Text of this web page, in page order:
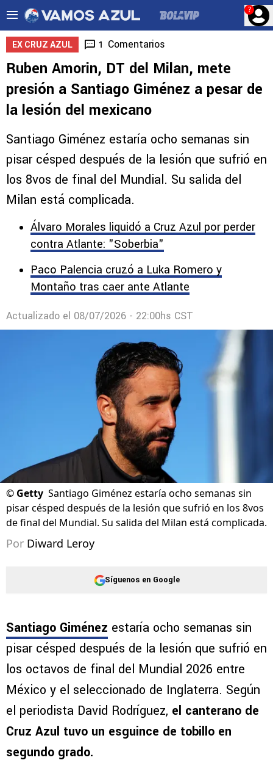
?
EX CRUZ AZUL 1 Comentarios
Ruben Amorin, DT del Milan, mete
presión a Santiago Giménez a pesar de
la lesión del mexicano
Santiago Giménez estaría ocho semanas sin
pisar césped después de la lesión que sufrió en
los 8vos de final del Mundial. Su salida del
Milan está complicada.
Álvaro Morales liquidó a Cruz Azul por perder
contra Atlante: "Soberbia"
Paco Palencia cruzó a Luka Romero y
Montaño tras caer ante Atlante
Actualizado el 08/07/2026 - 22:00hs CST
© Getty Santiago Giménez estaría ocho semanas sin
pisar césped después de la lesión que sufrió en los 8vos
de final del Mundial. Su salida del Milan está complicada.
Por Diward Leroy
Síguenos en Google
Santiago Giménez estaría ocho semanas sin
pisar césped después de la lesión que sufrió en
los octavos de final del Mundial 2026 entre
México y el seleccionado de Inglaterra. Según
el periodista David Rodríguez, el canterano de
Cruz Azul tuvo un esguince de tobillo en
segundo grado.